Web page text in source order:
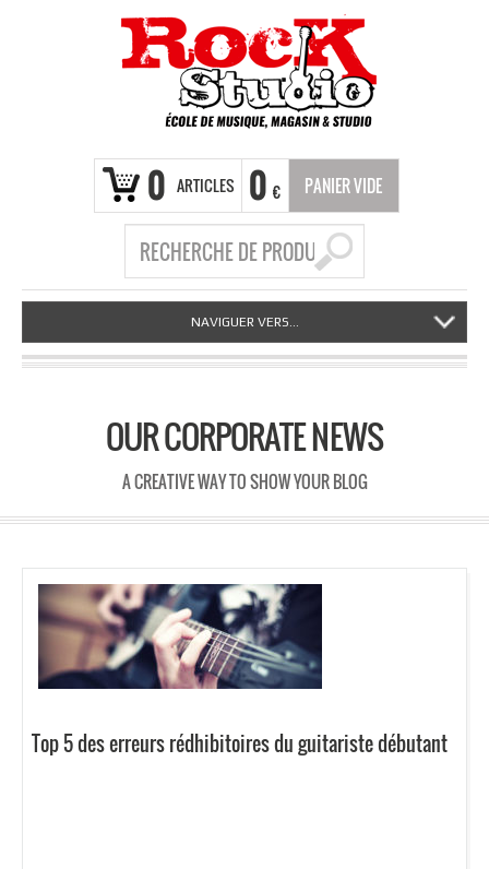
0 ARTICLES 0 € PANIER VIDE
NAVIGUER VERS...
OUR CORPORATE NEWS
A CREATIVE WAY TO SHOW YOUR BLOG
Top 5 des erreurs rédhibitoires du guitariste débutant